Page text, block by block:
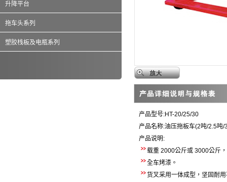
升降平台
拖车头系列
塑胶栈板及电瓶系列
产品型号:HT-20/25/30
产品名称:油压拖板车(2吨/2.5吨/
产品说明:
载重 2000公斤或 3000公斤
全车烤漆 。
货叉采用一体成型，坚固耐